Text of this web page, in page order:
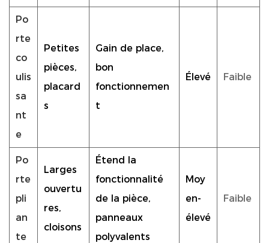
Po
rte
co
ulis
sa
nt
e
Petites
pièces,
placard
s
Gain de place,
bon
fonctionnemen
t
Élevé Faible
Po
rte
pli
an
te
Larges
ouvertu
res,
cloisons
Étend la
fonctionnalité
de la pièce,
panneaux
polyvalents
Moy
en-
élevé
Faible